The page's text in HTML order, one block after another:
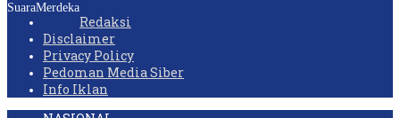
SuaraMerdeka
Redaksi
Disclaimer
Privacy Policy
Pedoman Media Siber
Info Iklan